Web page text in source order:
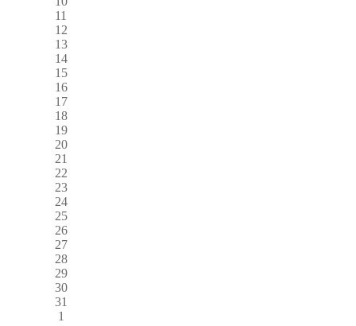
11
12
13
14
15
16
17
18
19
20
21
22
23
24
25
26
27
28
29
30
31
1